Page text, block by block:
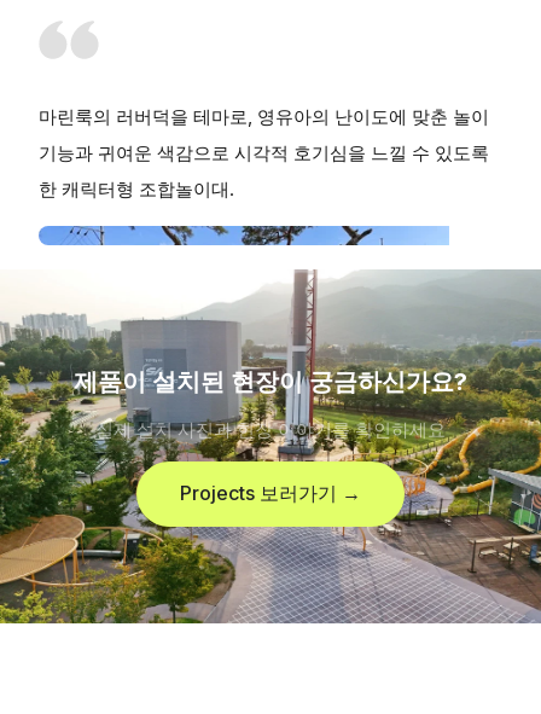
마린룩의 러버덕을 테마로, 영유아의 난이도에 맞춘 놀이
기능과 귀여운 색감으로 시각적 호기심을 느낄 수 있도록
한 캐릭터형 조합놀이대.
제품이 설치된 현장이 궁금하신가요?
실제 설치 사진과 현장 이야기를 확인하세요
Projects 보러가기 →